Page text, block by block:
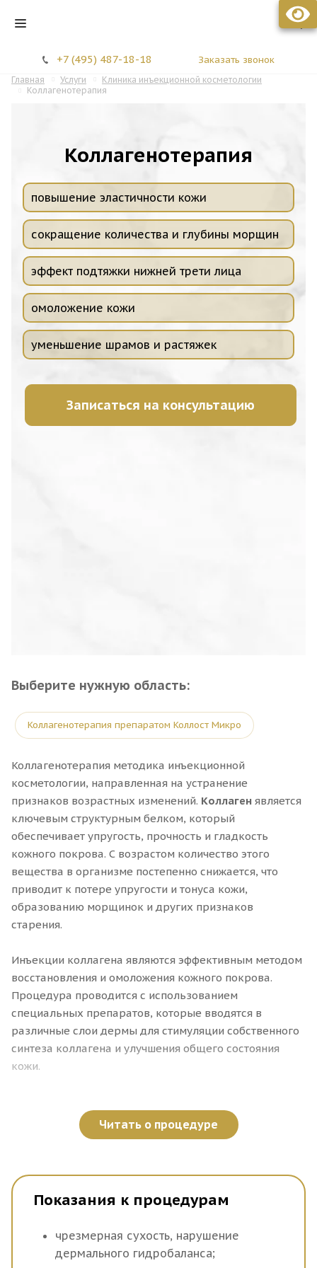
+7 (495) 487-18-18 Заказать звонок
Главная Услуги
Клиника инъекционной косметологии
Коллагенотерапия
Коллагенотерапия
повышение эластичности кожи
сокращение количества и глубины морщин
эффект подтяжки нижней трети лица
омоложение кожи
уменьшение шрамов и растяжек
Записаться на консультацию
Выберите нужную область:
Коллагенотерапия препаратом Коллост Микро
Коллагенотерапия методика инъекционной
косметологии, направленная на устранение
признаков возрастных изменений. Коллаген является
ключевым структурным белком, который
обеспечивает упругость, прочность и гладкость
кожного покрова. С возрастом количество этого
вещества в организме постепенно снижается, что
приводит к потере упругости и тонуса кожи,
образованию морщинок и других признаков
старения.
Инъекции коллагена являются эффективным методом
восстановления и омоложения кожного покрова.
Процедура проводится с использованием
специальных препаратов, которые вводятся в
различные слои дермы для стимуляции собственного
синтеза коллагена и улучшения общего состояния
кожи.
коллагена для лица
морщинок и складок, выравниванию микрорельефа,
восстановлению естественного цвета, упругости и
активизация процессов регенерации тканей;
Читать о процедуре
Показания к процедурам
чрезмерная сухость, нарушение
дермального гидробаланса;